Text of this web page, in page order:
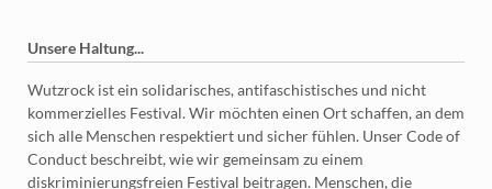
Unsere Haltung...
Wutzrock ist ein solidarisches, antifaschistisches und nicht
kommerzielles Festival. Wir möchten einen Ort schaffen, an dem
sich alle Menschen respektiert und sicher fühlen. Unser Code of
Conduct beschreibt, wie wir gemeinsam zu einem
diskriminierungsfreien Festival beitragen. Menschen, die